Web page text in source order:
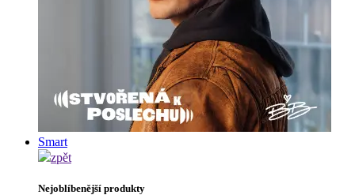
Smart
zpět
Nejoblíbenější produkty